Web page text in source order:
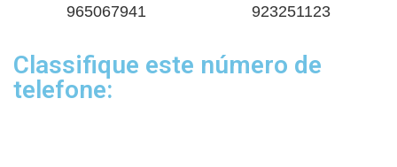
965067941 923251123
Classifique este número de
telefone: